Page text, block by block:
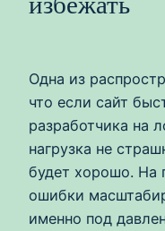
Одна из
что если сайт
разработчика на
нагрузка не
будет хорошо. На
ошибки
именно под